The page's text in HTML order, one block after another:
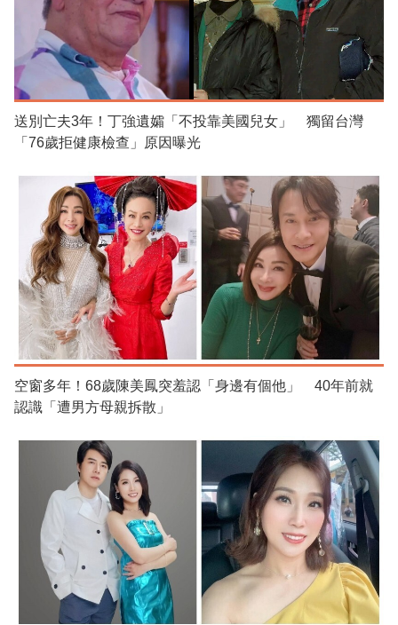
送別亡夫3年！丁強遺孀「不投靠美國兒女」 獨留台灣
「76歲拒健康檢查」原因曝光
空窗多年！68歲陳美鳳突羞認「身邊有個他」 40年前就
認識「遭男方母親拆散」